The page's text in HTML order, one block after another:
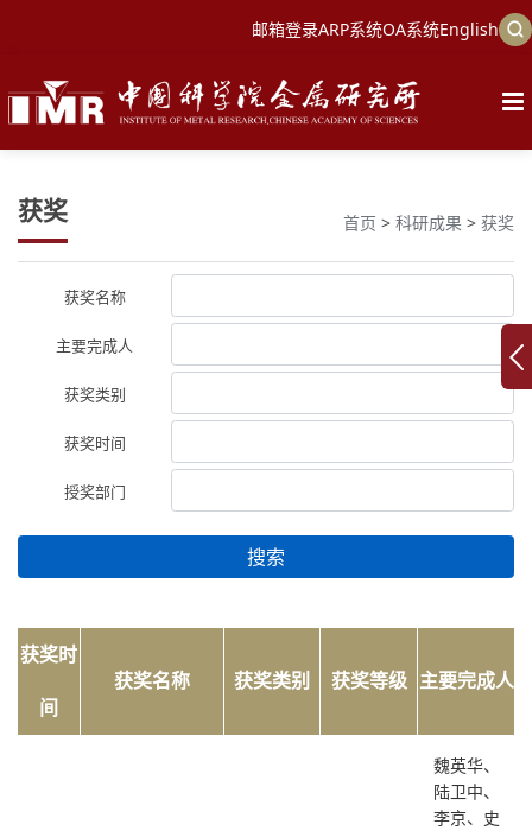
邮箱登录ARP系统OA系统English
获奖 首页 > 科研成果 > 获奖
获奖名称
主要完成人
获奖类别
获奖时间
授奖部门
搜索
获奖时
间
获奖名称 获奖类别 获奖等级 主要完成人
魏英华、
陆卫中、
李京、史